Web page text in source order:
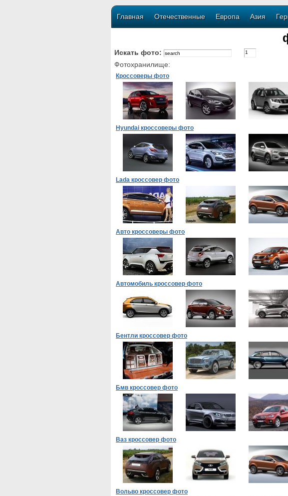
Главная Отечественные Европа Азия
Искать фото:
Фотохранилище:
Кроссоверы фото
Hyundai кроссоверы фото
Lada кроссовер фото
Авто кроссоверы фото
Автомобиль кроссовер фото
Бентли кроссовер фото
Бмв кроссовер фото
Ваз кроссовер фото
Вольво кроссовер фото